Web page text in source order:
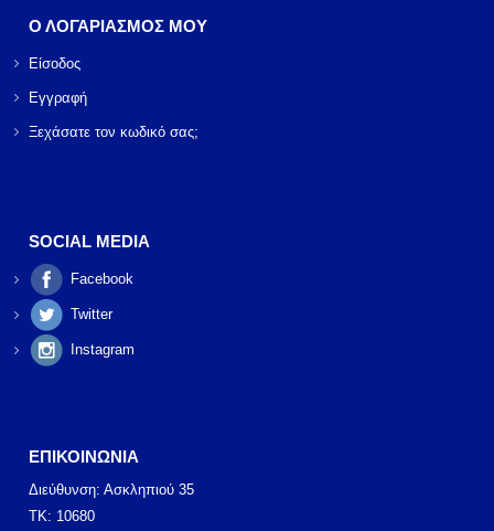
Ο ΛΟΓΑΡΙΑΣΜΟΣ ΜΟΥ
Είσοδος
Εγγραφή
Ξεχάσατε τον κωδικό σας;
SOCIAL MEDIA
Facebook
Twitter
Instagram
ΕΠΙΚΟΙΝΩΝΙΑ
Διεύθυνση: Ασκληπιού 35
ΤΚ: 10680